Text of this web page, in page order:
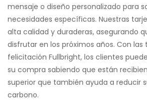
mensaje o diseño personalizado para
necesidades específicas. Nuestras
alta calidad y duraderas, asegurando
disfrutar en los próximos años. Con las
felicitación Fullbright, los clientes
su compra sabiendo que están
superior que también ayuda a reducir
carbono.